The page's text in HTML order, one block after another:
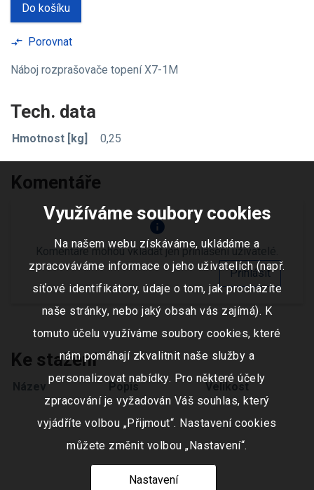
Do košíku
compare_arrows Porovnat
Náboj rozprašovače topení X7-1M
Tech. data
Hmotnost [kg] 0,25
Komentáře
info
Komentáře mohou vkládat jen přihlášení uživatelé.
Přihlásit
Ke stažení
Název Popis Velikost
Využíváme soubory cookies
Na našem webu získáváme, ukládáme a
zpracováváme informace o jeho uživatelích (např.
síťové identifikátory, údaje o tom, jak procházíte
naše stránky, nebo jaký obsah vás zajímá). K
tomuto účelu využíváme soubory cookies, které
nám pomáhají zkvalitnit naše služby a
personalizovat nabídky. Pro některé účely
zpracování je vyžadován Váš souhlas, který
vyjádříte volbou „Přijmout“. Nastavení cookies
můžete změnit volbou „Nastavení“.
Nastavení